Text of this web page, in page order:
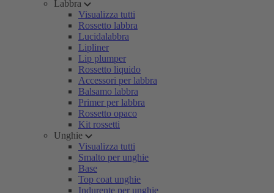
Labbra
Visualizza tutti
Rossetto labbra
Lucidalabbra
Lipliner
Lip plumper
Rossetto liquido
Accessori per labbra
Balsamo labbra
Primer per labbra
Rossetto opaco
Kit rossetti
Unghie
Visualizza tutti
Smalto per unghie
Base
Top coat unghie
Indurente per unghie